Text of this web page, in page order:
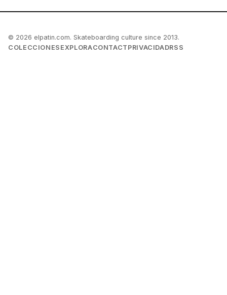
© 2026 elpatin.com. Skateboarding culture since 2013.
COLECCIONES EXPLORACONTACT PRIVACIDADRSS